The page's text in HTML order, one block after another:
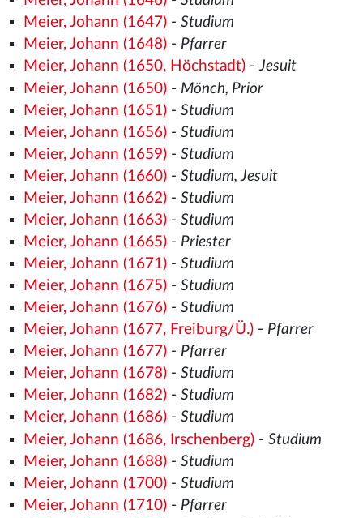
Meier, Johann (1647)- Studium
Meier, Johann (1648)- Pfarrer
Meier, Johann (1650, Höchstadt)-Jesuit
Meier, Johann (1650)- Mönch, Prior
Meier, Johann (1651)- Studium
Meier, Johann (1656)- Studium
Meier, Johann (1659)- Studium
Meier, Johann (1660)- Studium, Jesuit
Meier, Johann (1662)- Studium
Meier, Johann (1663)- Studium
Meier, Johann (1665)- Priester
Meier, Johann (1671)- Studium
Meier, Johann (1675)- Studium
Meier, Johann (1676)- Studium
Meier, Johann (1677, Freiburg/Ü.)- Pfarrer
Meier, Johann (1677)- Pfarrer
Meier, Johann (1678)- Studium
Meier, Johann (1682)- Studium
Meier, Johann (1686)- Studium
Meier, Johann (1686, Irschenberg)- Studium
Meier, Johann (1688)- Studium
Meier, Johann (1700)- Studium
Meier, Johann (1710)- Pfarrer